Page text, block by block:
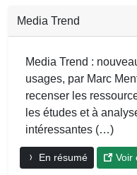
Media Trend
Media Trend :
usages, par Marc
recenser les
les études et à
intéressantes (…)
En résumé Voir